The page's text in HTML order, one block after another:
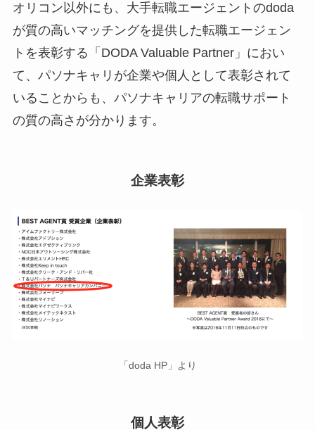
オリコン以外にも、大手転職エージェントのdoda
が質の高いマッチングを提供した転職エージェン
トを表彰する「DODA Valuable Partner」におい
て、パソナキャリが企業や個人として表彰されて
いることからも、パソナキャリアの転職サポート
の質の高さが分かります。
企業表彰
「doda HP」より
個人表彰